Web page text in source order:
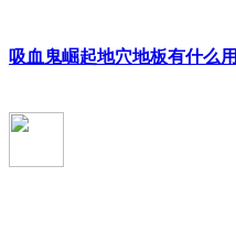
吸血鬼崛起地穴地板有什么用